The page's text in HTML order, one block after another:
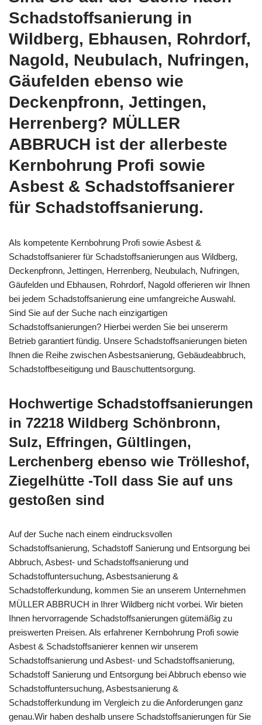
Schadstoffsanierung in
Wildberg, Ebhausen, Rohrdorf,
Nagold, Neubulach, Nufringen,
Gäufelden ebenso wie
Deckenpfronn, Jettingen,
Herrenberg? MÜLLER
ABBRUCH ist der allerbeste
Kernbohrung Profi sowie
Asbest & Schadstoffsanierer
für Schadstoffsanierung.
Als kompetente Kernbohrung Profi sowie Asbest &
Schadstoffsanierer für Schadstoffsanierungen aus Wildberg,
Deckenpfronn, Jettingen, Herrenberg, Neubulach, Nufringen,
Gäufelden und Ebhausen, Rohrdorf, Nagold offerieren wir Ihnen
bei jedem Schadstoffsanierung eine umfangreiche Auswahl.
Sind Sie auf der Suche nach einzigartigen
Schadstoffsanierungen? Hierbei werden Sie bei unsererm
Betrieb garantiert fündig. Unsere Schadstoffsanierungen bieten
Ihnen die Reihe zwischen Asbestsanierung, Gebäudeabbruch,
Schadstoffbeseitigung und Bauschuttentsorgung.
Hochwertige Schadstoffsanierungen
in 72218 Wildberg Schönbronn,
Sulz, Effringen, Gültlingen,
Lerchenberg ebenso wie Trölleshof,
Ziegelhütte -Toll dass Sie auf uns
gestoßen sind
Auf der Suche nach einem eindrucksvollen
Schadstoffsanierung, Schadstoff Sanierung und Entsorgung bei
Abbruch, Asbest- und Schadstoffsanierung und
Schadstoffuntersuchung, Asbestsanierung &
Schadstofferkundung, kommen Sie an unserem Unternehmen
MÜLLER ABBRUCH in Ihrer Wildberg nicht vorbei. Wir bieten
Ihnen hervorragende Schadstoffsanierungen gütemäßig zu
preiswerten Preisen. Als erfahrener Kernbohrung Profi sowie
Asbest & Schadstoffsanierer kennen wir unserem
Schadstoffsanierung und Asbest- und Schadstoffsanierung,
Schadstoff Sanierung und Entsorgung bei Abbruch ebenso wie
Schadstoffuntersuchung, Asbestsanierung &
Schadstofferkundung im Vergleich zu die Anforderungen ganz
genau.Wir haben deshalb unsere Schadstoffsanierungen für Sie